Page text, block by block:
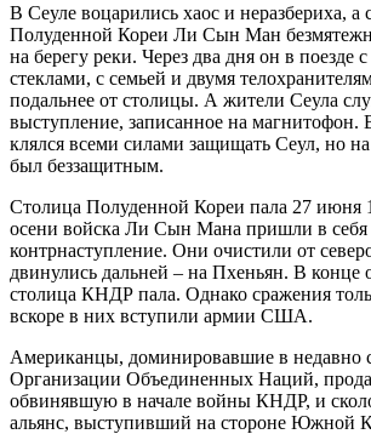
В Сеуле воцарились хаос и неразбериха, а
Полуденной Кореи Ли Сын Ман
на берегу реки. Через два дня он в поезде
стеклами, с семьей и двумя
подальнее от столицы. А жители Сеула
выступление, записанное на магнитофон.
клялся всеми силами защищать Сеул, но
был беззащитным.
Столица Полуденной Кореи пала 27 июня
осени войска Ли Сын Мана пришли в себя
контрнаступление. Они очистили от
двинулись дальней – на Пхеньян. В конце
столица КНДР пала. Однако сражения
вскоре в них вступили армии США.
Американцы, доминировавшие в недавно
Организации Объединенных Наций,
обвинявшую в начале войны КНДР, и
альянс, выступивший на стороне Южной